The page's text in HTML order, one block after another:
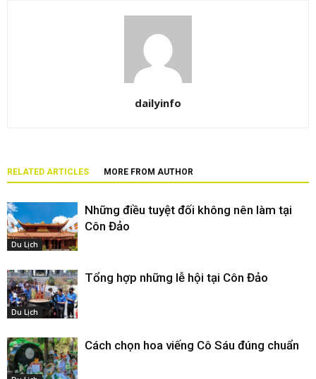
dailyinfo
RELATED ARTICLES MORE FROM AUTHOR
Du Lịch
Những điều tuyệt đối không nên làm tại
Côn Đảo
Du Lịch
Tổng hợp những lễ hội tại Côn Đảo
Cách chọn hoa viếng Cô Sáu đúng chuẩn